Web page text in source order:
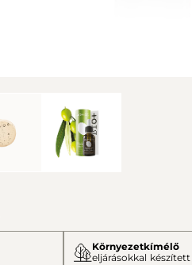
Környezetkímélő
eljárásokkal készített